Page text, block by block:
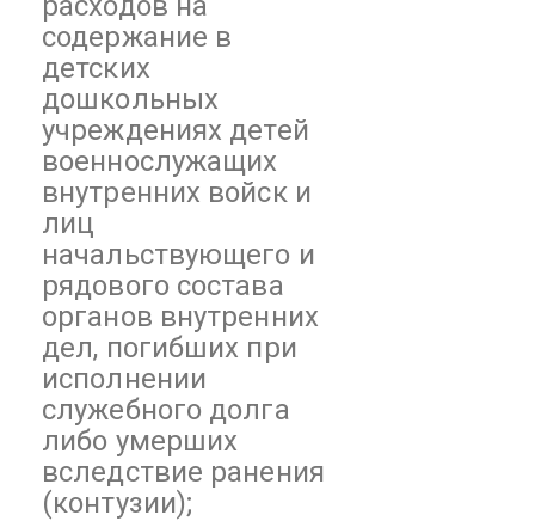
содержание в
детских
дошкольных
учреждениях детей
военнослужащих
внутренних войск и
лиц
начальствующего и
рядового состава
органов внутренних
дел, погибших при
исполнении
служебного долга
либо умерших
вследствие ранения
(контузии);